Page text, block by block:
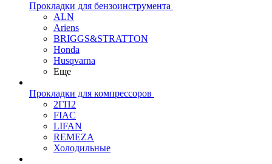
Прокладки для бензоинструмента
ALN
Ariens
BRIGGS&STRATTON
Honda
Husqvarna
Еще
Прокладки для компрессоров
2ГП2
FIAC
LIFAN
REMEZA
Холодильные